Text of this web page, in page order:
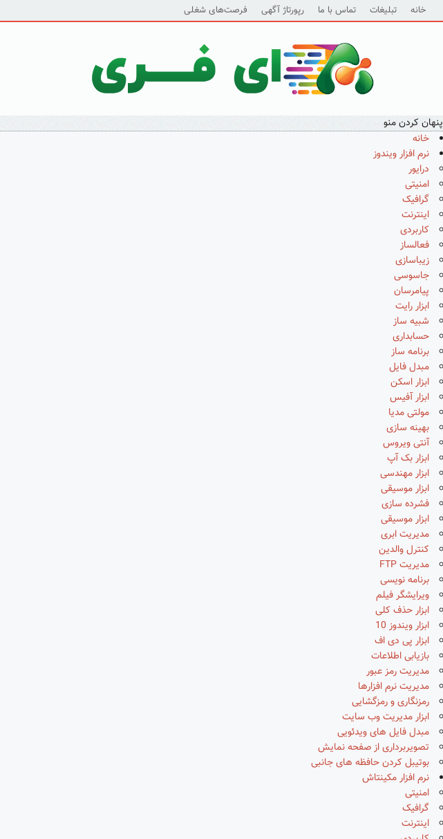
خانه تبلیغات تماس با ما رپورتاژ آگهی فرصت‌های شغلی
پنهان کردن منو
خانه
نرم افزار ویندوز
درایور
امنیتی
گرافیک
اینترنت
کاربردی
فعالساز
زیباسازی
جاسوسی
پیامرسان
ابزار رایت
شبیه ساز
حسابداری
برنامه ساز
مبدل فایل
ابزار اسکن
ابزار آفیس
مولتی مدیا
بهینه سازی
آنتی ویروس
ابزار بک آپ
ابزار مهندسی
ابزار موسیقی
فشرده سازی
ابزار موسیقی
مدیریت ابری
کنترل والدین
مدیریت FTP
برنامه نویسی
ویرایشگر فیلم
ابزار حذف کلی
ابزار ویندوز 10
ابزار پی دی اف
بازیابی اطلاعات
مدیریت رمز عبور
مدیریت نرم افزارها
رمزنگاری و رمزگشایی
ابزار مدیریت وب سایت
مبدل فایل های ویدئویی
تصویربرداری از صفحه نمایش
بوتیبل کردن حافظه های جانبی
نرم افزار مکینتاش
امنیتی
گرافیک
اینترنت